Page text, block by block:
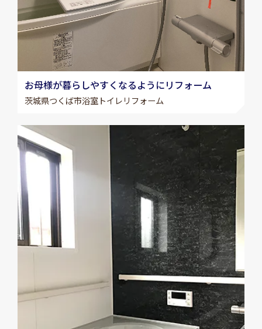
お母様が暮らしやすくなるようにリフォーム
茨城県つくば市浴室トイレリフォーム